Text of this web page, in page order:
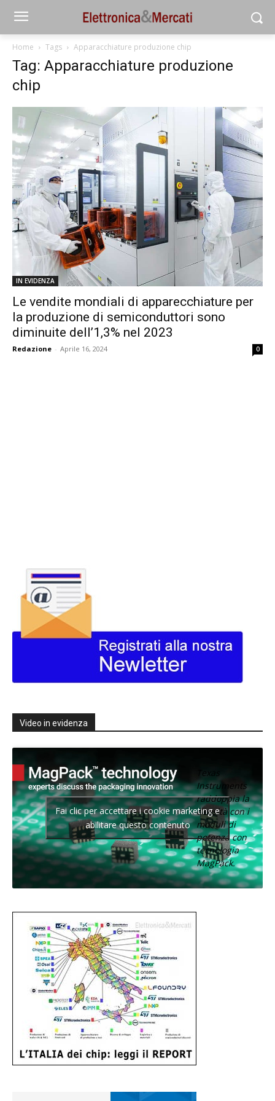
Home Tags Apparacchiature produzione chip
Tag: Apparacchiature produzione
chip
IN EVIDENZA
Le vendite mondiali di apparecchiature per
la produzione di semiconduttori sono
diminuite dell’1,3% nel 2023
Redazione - Aprile 16, 2024 0
Video in evidenza
Texas
Instruments
raddoppia la
densità con i
moduli di
potenza con
tecnologia
MagPack.
Fai clic per accettare i cookie marketing e
abilitare questo contenuto